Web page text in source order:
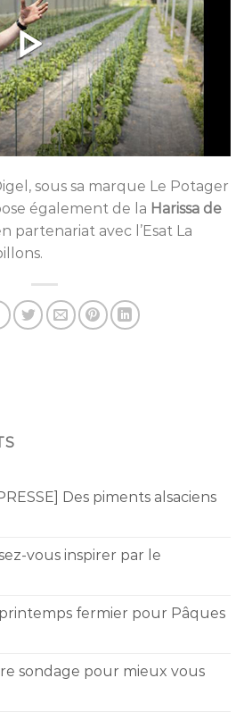
sous sa marque Le Potager
également de la Harissa de
partenariat avec l’Esat La
Des piments alsaciens
vous inspirer par le
printemps fermier pour Pâques
sondage pour mieux vous